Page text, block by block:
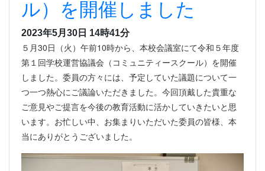
ル）を開催しました
2023年5月30日 14時41分
５月30日（火）午前10時から、本校会議室にて令和５年度
第１回学校運営協議会（コミュニティースクール）を開催
しました。委員の方々には、予定していた議題について一
つ一つ熱心にご議論いただきました。今回頂戴した貴重な
ご意見やご提言を今後の教育活動に活かしていきたいと思
います。お忙しい中、お集まりいただいた委員の皆様、本
当にありがとうございました。